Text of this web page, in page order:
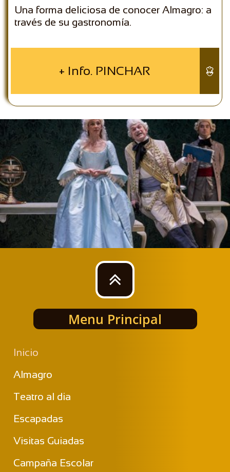
Una forma deliciosa de conocer Almagro: a
través de su gastronomía.
+ Info. PINCHAR 

Menu Principal
Inicio
Almagro
Teatro al dia
Escapadas
Visitas Guiadas
Campaña Escolar